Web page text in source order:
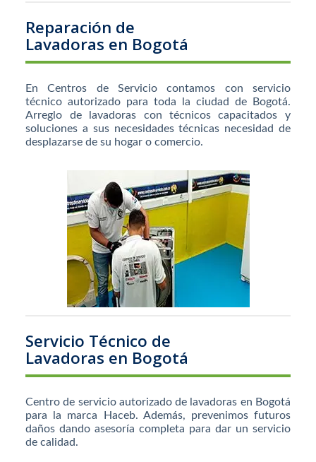
Reparación de
Lavadoras en Bogotá
En Centros de Servicio contamos con servicio
técnico autorizado para toda la ciudad de Bogotá.
Arreglo de lavadoras con técnicos capacitados y
soluciones a sus necesidades técnicas necesidad de
desplazarse de su hogar o comercio.
Servicio Técnico de
Lavadoras en Bogotá
Centro de servicio autorizado de lavadoras en Bogotá
para la marca Haceb. Además, prevenimos futuros
daños dando asesoría completa para dar un servicio
de calidad.